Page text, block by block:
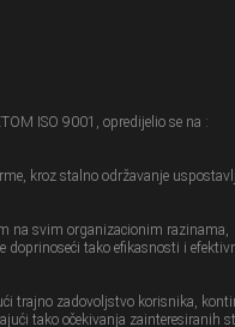
ISO 9001, opredijelio se na :
kroz stalno održavanje
na svim organizacionim razinama,
doprinoseći tako efikasnosti i
trajno zadovoljstvo korisnika,
tako očekivanja zainteresiranih